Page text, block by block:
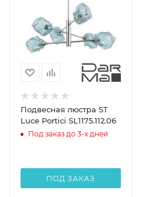
Подвесная люстра ST
Luce Portici SL1175.112.06
Под заказ до 3-х дней
ПОД ЗАКАЗ